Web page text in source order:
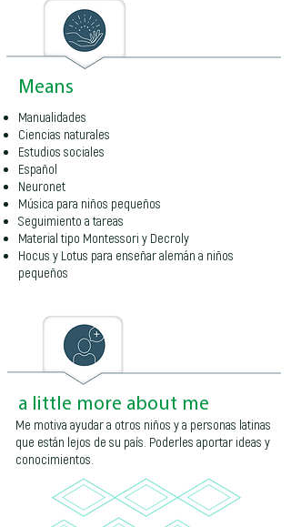
Means
Manualidades
Ciencias naturales
Estudios sociales
Español
Neuronet
Música para niños pequeños
Seguimiento a tareas
Material tipo Montessori y Decroly
Hocus y Lotus para enseñar alemán a niños
pequeños
a little more about me
Me motiva ayudar a otros niños y a personas latinas
que están lejos de su país. Poderles aportar ideas y
conocimientos.